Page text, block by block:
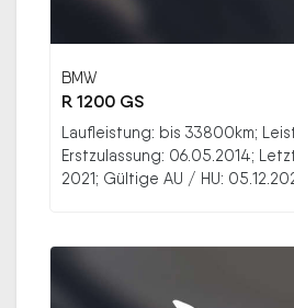
BMW
R 1200 GS
Laufleistung: bis 33800km;
Erstzulassung: 06.05.2014;
2021; Gültige AU / HU: